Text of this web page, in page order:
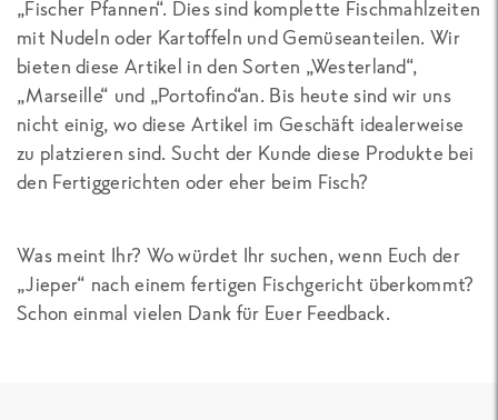
„Fischer Pfannen“. Dies sind komplette Fischmahlzeiten
mit Nudeln oder Kartoffeln und Gemüseanteilen. Wir
bieten diese Artikel in den Sorten „Westerland“,
„Marseille“ und „Portofino“an. Bis heute sind wir uns
nicht einig, wo diese Artikel im Geschäft idealerweise
zu platzieren sind. Sucht der Kunde diese Produkte bei
den Fertiggerichten oder eher beim Fisch?
Was meint Ihr? Wo würdet Ihr suchen, wenn Euch der
„Jieper“ nach einem fertigen Fischgericht überkommt?
Schon einmal vielen Dank für Euer Feedback.